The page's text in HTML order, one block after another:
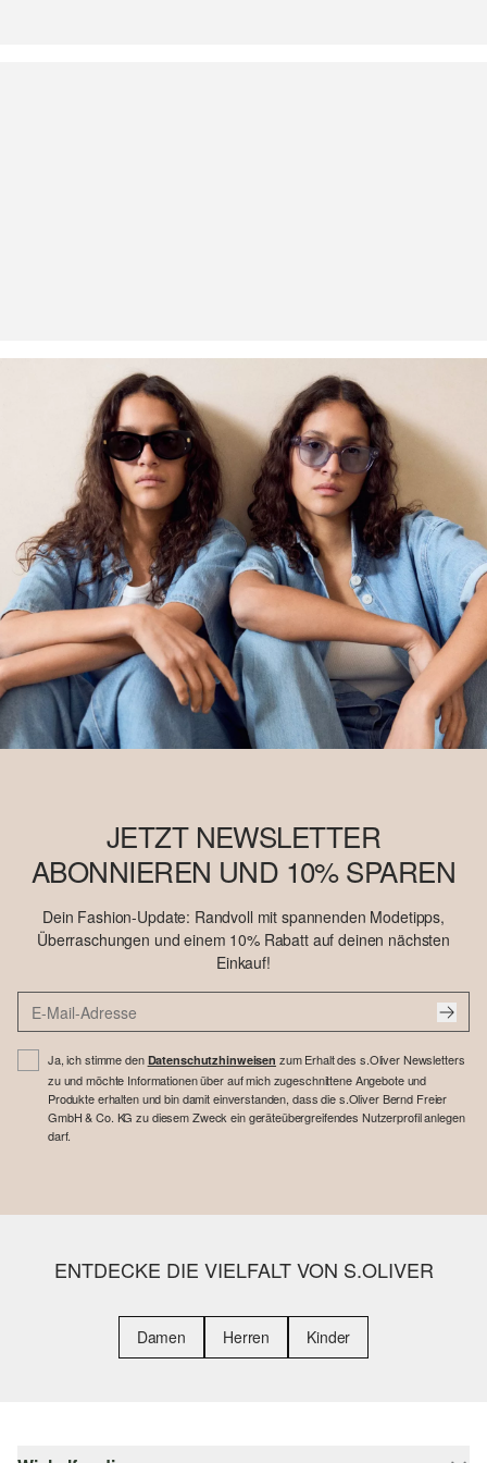
JETZT NEWSLETTER
ABONNIEREN UND 10% SPAREN
Dein Fashion-Update: Randvoll mit spannenden Modetipps,
Überraschungen und einem 10% Rabatt auf deinen nächsten
Einkauf!
Ja, ich stimme den Datenschutzhinweisen zum Erhalt des s.Oliver Newsletters
zu und möchte Informationen über auf mich zugeschnittene Angebote und
Produkte erhalten und bin damit einverstanden, dass die s.Oliver Bernd Freier
GmbH & Co. KG zu diesem Zweck ein geräteübergreifendes Nutzerprofil anlegen
darf.
ENTDECKE DIE VIELFALT VON S.OLIVER
Damen Herren Kinder